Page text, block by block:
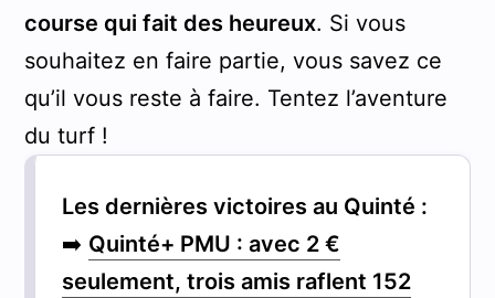
course qui fait des heureux. Si vous
souhaitez en faire partie, vous savez ce
qu’il vous reste à faire. Tentez l’aventure
du turf !
Les dernières victoires au Quinté :
➡️ Quinté+ PMU : avec 2 €
seulement, trois amis raflent 152